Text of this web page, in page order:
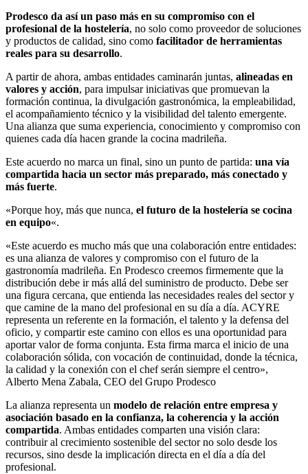
Prodesco da así un paso más en su compromiso con el
profesional de la hostelería, no solo como proveedor de soluciones
y productos de calidad, sino como facilitador de herramientas
reales para su desarrollo.
A partir de ahora, ambas entidades caminarán juntas, alineadas en
valores y acción, para impulsar iniciativas que promuevan la
formación continua, la divulgación gastronómica, la empleabilidad,
el acompañamiento técnico y la visibilidad del talento emergente.
Una alianza que suma experiencia, conocimiento y compromiso con
quienes cada día hacen grande la cocina madrileña.
Este acuerdo no marca un final, sino un punto de partida: una vía
compartida hacia un sector más preparado, más conectado y
más fuerte.
«Porque hoy, más que nunca, el futuro de la hostelería se cocina
en equipo«.
«Este acuerdo es mucho más que una colaboración entre entidades:
es una alianza de valores y compromiso con el futuro de la
gastronomía madrileña. En Prodesco creemos firmemente que la
distribución debe ir más allá del suministro de producto. Debe ser
una figura cercana, que entienda las necesidades reales del sector y
que camine de la mano del profesional en su día a día. ACYRE
representa un referente en la formación, el talento y la defensa del
oficio, y compartir este camino con ellos es una oportunidad para
aportar valor de forma conjunta. Esta firma marca el inicio de una
colaboración sólida, con vocación de continuidad, donde la técnica,
la calidad y la conexión con el chef serán siempre el centro»,
Alberto Mena Zabala, CEO del Grupo Prodesco
La alianza representa un modelo de relación entre empresa y
asociación basado en la confianza, la coherencia y la acción
compartida. Ambas entidades comparten una visión clara:
contribuir al crecimiento sostenible del sector no solo desde los
recursos, sino desde la implicación directa en el día a día del
profesional.